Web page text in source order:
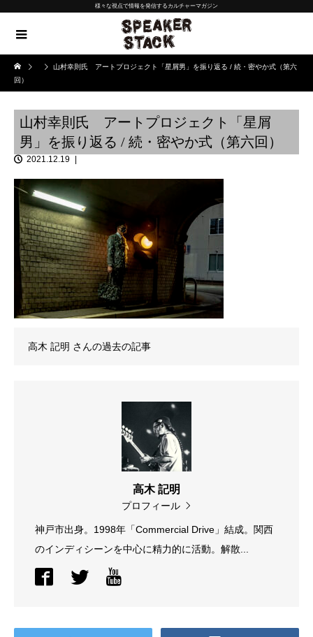
様々な視点で情報を発信するカルチャーマガジン
山村幸則氏 アートプロジェクト「星屑男」を振り返る / 続・密やか式（第六
回）
山村幸則氏 アートプロジェクト「星屑
男」を振り返る / 続・密やか式（第六回）
2021.12.19
高木 記明 さんの過去の記事
高木 記明
プロフィール
神戸市出身。1998年「Commercial Drive」結成。関西
のインディシーンを中心に精力的に活動。解散...